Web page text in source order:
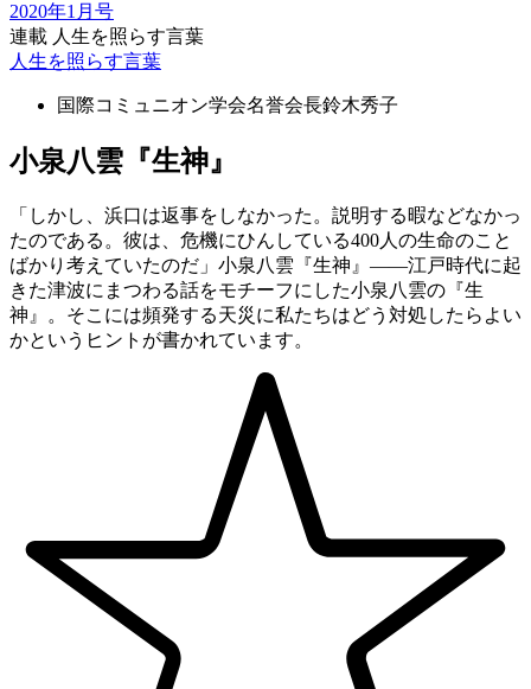
2020年1月号
連載 人生を照らす言葉
人生を照らす言葉
国際コミュニオン学会名誉会長鈴木秀子
小泉八雲『生神』
「しかし、浜口は返事をしなかった。説明する暇などなかっ
たのである。彼は、危機にひんしている400人の生命のこと
ばかり考えていたのだ」小泉八雲『生神』——江戸時代に起
きた津波にまつわる話をモチーフにした小泉八雲の『生
神』。そこには頻発する天災に私たちはどう対処したらよい
かというヒントが書かれています。